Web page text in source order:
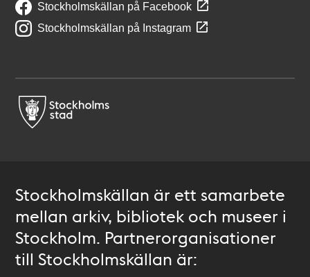
Stockholmskällan på Facebook
Stockholmskällan på Instagram
Stockholmskällan är ett samarbete
mellan arkiv, bibliotek och museer i
Stockholm. Partnerorganisationer
till Stockholmskällan är: